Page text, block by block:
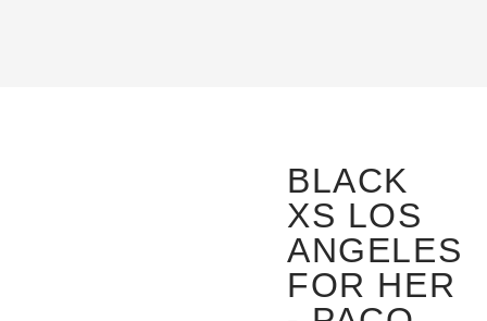
BLACK
XS LOS
ANGELES
FOR HER